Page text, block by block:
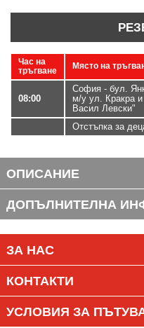
Час на
тръгване
Място на
08:00
София - бул.
м/у ул. Кракра
Васил Левски"
Отстъпка за
ОПИСАНИЕ
ДОПЪЛНИТЕЛНА
ЗА НАС
КОНТАКТИ
УСЛОВИЯ ЗА